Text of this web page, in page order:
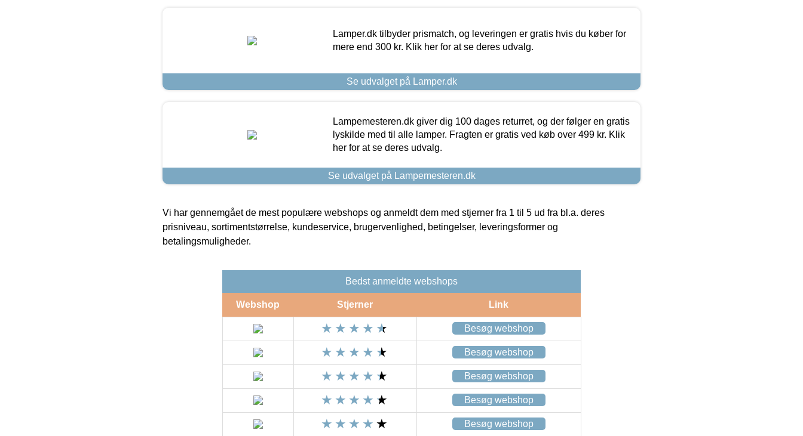
Lamper.dk tilbyder prismatch, og leveringen er gratis hvis du køber for
mere end 300 kr. Klik her for at se deres udvalg.
Se udvalget på Lamper.dk
Lampemesteren.dk giver dig 100 dages returret, og der følger en gratis
lyskilde med til alle lamper. Fragten er gratis ved køb over 499 kr. Klik
her for at se deres udvalg.
Se udvalget på Lampemesteren.dk
Vi har gennemgået de mest populære webshops og anmeldt dem med stjerner fra 1 til 5 ud fra bl.a. deres
prisniveau, sortimentstørrelse, kundeservice, brugervenlighed, betingelser, leveringsformer og
betalingsmuligheder.
Bedst anmeldte webshops
Webshop Stjerner Link
Besøg webshop
Besøg webshop
Besøg webshop
Besøg webshop
Besøg webshop